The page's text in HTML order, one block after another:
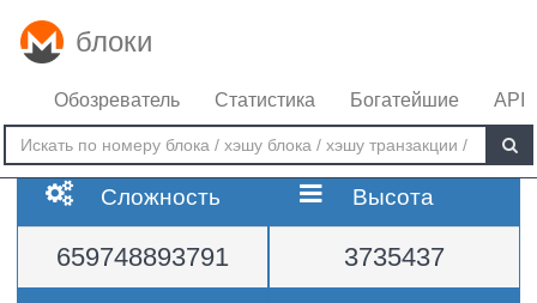
блоки
Обозреватель Статистика Богатейшие API
Сложность
659748893791
Высота
3735437